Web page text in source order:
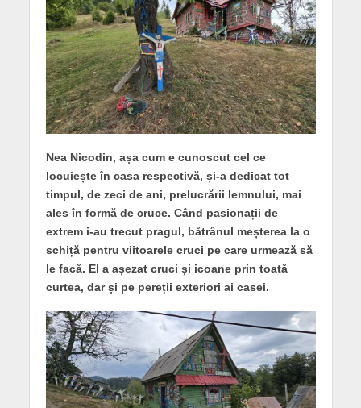
Nea Nicodin, așa cum e cunoscut cel ce
locuiește în casa respectivă, și-a dedicat tot
timpul, de zeci de ani, prelucrării lemnului, mai
ales în formă de cruce. Când pasionații de
extrem i-au trecut pragul, bătrânul meșterea la o
schiță pentru viitoarele cruci pe care urmează să
le facă. El a așezat cruci și icoane prin toată
curtea, dar și pe pereții exteriori ai casei.